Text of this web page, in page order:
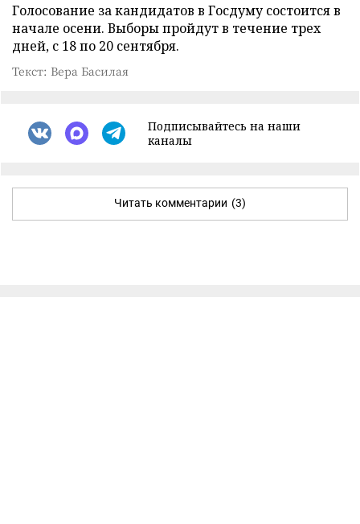
Голосование за кандидатов в Госдуму состоится в
начале осени. Выборы пройдут в течение трех
дней, с 18 по 20 сентября.
Текст: Вера Басилая
Подписывайтесь на наши
каналы
Читать комментарии (3)